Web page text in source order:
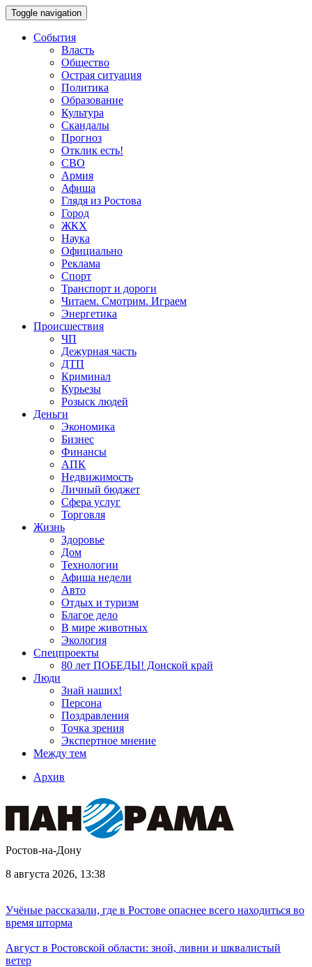
Toggle navigation
События
Власть
Общество
Острая ситуация
Политика
Образование
Культура
Скандалы
Прогноз
Отклик есть!
СВО
Армия
Афиша
Глядя из Ростова
Город
ЖКХ
Наука
Официально
Реклама
Спорт
Транспорт и дороги
Читаем. Смотрим. Играем
Энергетика
Происшествия
ЧП
Дежурная часть
ДТП
Криминал
Курьезы
Розыск людей
Деньги
Экономика
Бизнес
Финансы
АПК
Недвижимость
Личный бюджет
Сфера услуг
Торговля
Жизнь
Здоровье
Дом
Технологии
Афиша недели
Авто
Отдых и туризм
Благое дело
В мире животных
Экология
Спецпроекты
80 лет ПОБЕДЫ! Донской край
Люди
Знай наших!
Персона
Поздравления
Точка зрения
Экспертное мнение
Между тем
Архив
Ростов-на-Дону
8 августа 2026, 13:38
Учёные рассказали, где в Ростове опаснее всего находиться во
время шторма
Август в Ростовской области: зной, ливни и шквалистый
ветер